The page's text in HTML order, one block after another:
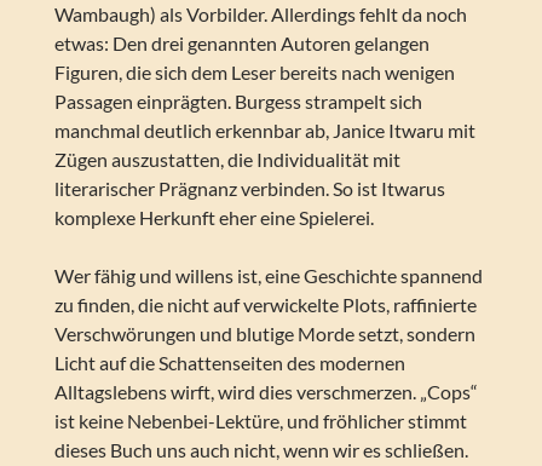
Wambaugh) als Vorbilder. Allerdings fehlt da noch
etwas: Den drei genannten Autoren gelangen
Figuren, die sich dem Leser bereits nach wenigen
Passagen einprägten. Burgess strampelt sich
manchmal deutlich erkennbar ab, Janice Itwaru mit
Zügen auszustatten, die Individualität mit
literarischer Prägnanz verbinden. So ist Itwarus
komplexe Herkunft eher eine Spielerei.
Wer fähig und willens ist, eine Geschichte spannend
zu finden, die nicht auf verwickelte Plots, raffinierte
Verschwörungen und blutige Morde setzt, sondern
Licht auf die Schattenseiten des modernen
Alltagslebens wirft, wird dies verschmerzen. „Cops“
ist keine Nebenbei-Lektüre, und fröhlicher stimmt
dieses Buch uns auch nicht, wenn wir es schließen.